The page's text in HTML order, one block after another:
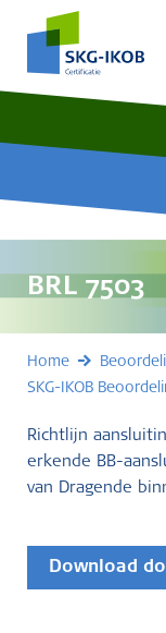
BRL 7503
Home
SKG-IKOB
Richtlijn
erkende BB-
van Dragende
Download